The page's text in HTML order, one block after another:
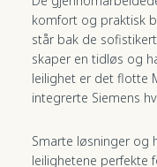
komfort og praktisk
står bak de
skaper en tidløs og
leilighet er det flotte
integrerte Siemens
Smarte løsninger og
leilighetene perfekte